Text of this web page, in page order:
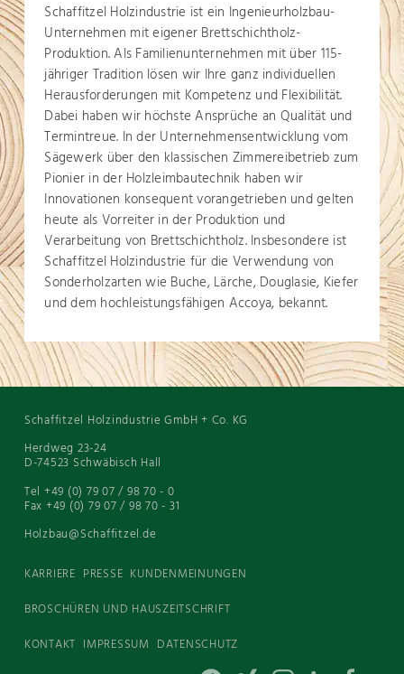
Schaffitzel Holzindustrie ist ein Ingenieurholzbau-
Unternehmen mit eigener Brettschichtholz-
Produktion. Als Familienunternehmen mit über 115-
jähriger Tradition lösen wir Ihre ganz individuellen
Herausforderungen mit Kompetenz und Flexibilität.
Dabei haben wir höchste Ansprüche an Qualität und
Termintreue. In der Unternehmensentwicklung vom
Sägewerk über den klassischen Zimmereibetrieb zum
Pionier in der Holzleimbautechnik haben wir
Innovationen konsequent vorangetrieben und gelten
heute als Vorreiter in der Produktion und
Verarbeitung von Brettschichtholz. Insbesondere ist
Schaffitzel Holzindustrie für die Verwendung von
Sonderholzarten wie Buche, Lärche, Douglasie, Kiefer
und dem hochleistungsfähigen Accoya, bekannt.
Schaffitzel Holzindustrie GmbH + Co. KG
Herdweg 23-24
D-74523 Schwäbisch Hall
Tel +49 (0) 79 07 / 98 70 - 0
Fax +49 (0) 79 07 / 98 70 - 31
Holzbau@Schaffitzel.de
KARRIERE PRESSE KUNDENMEINUNGEN
BROSCHÜREN UND HAUSZEITSCHRIFT
KONTAKT IMPRESSUM DATENSCHUTZ